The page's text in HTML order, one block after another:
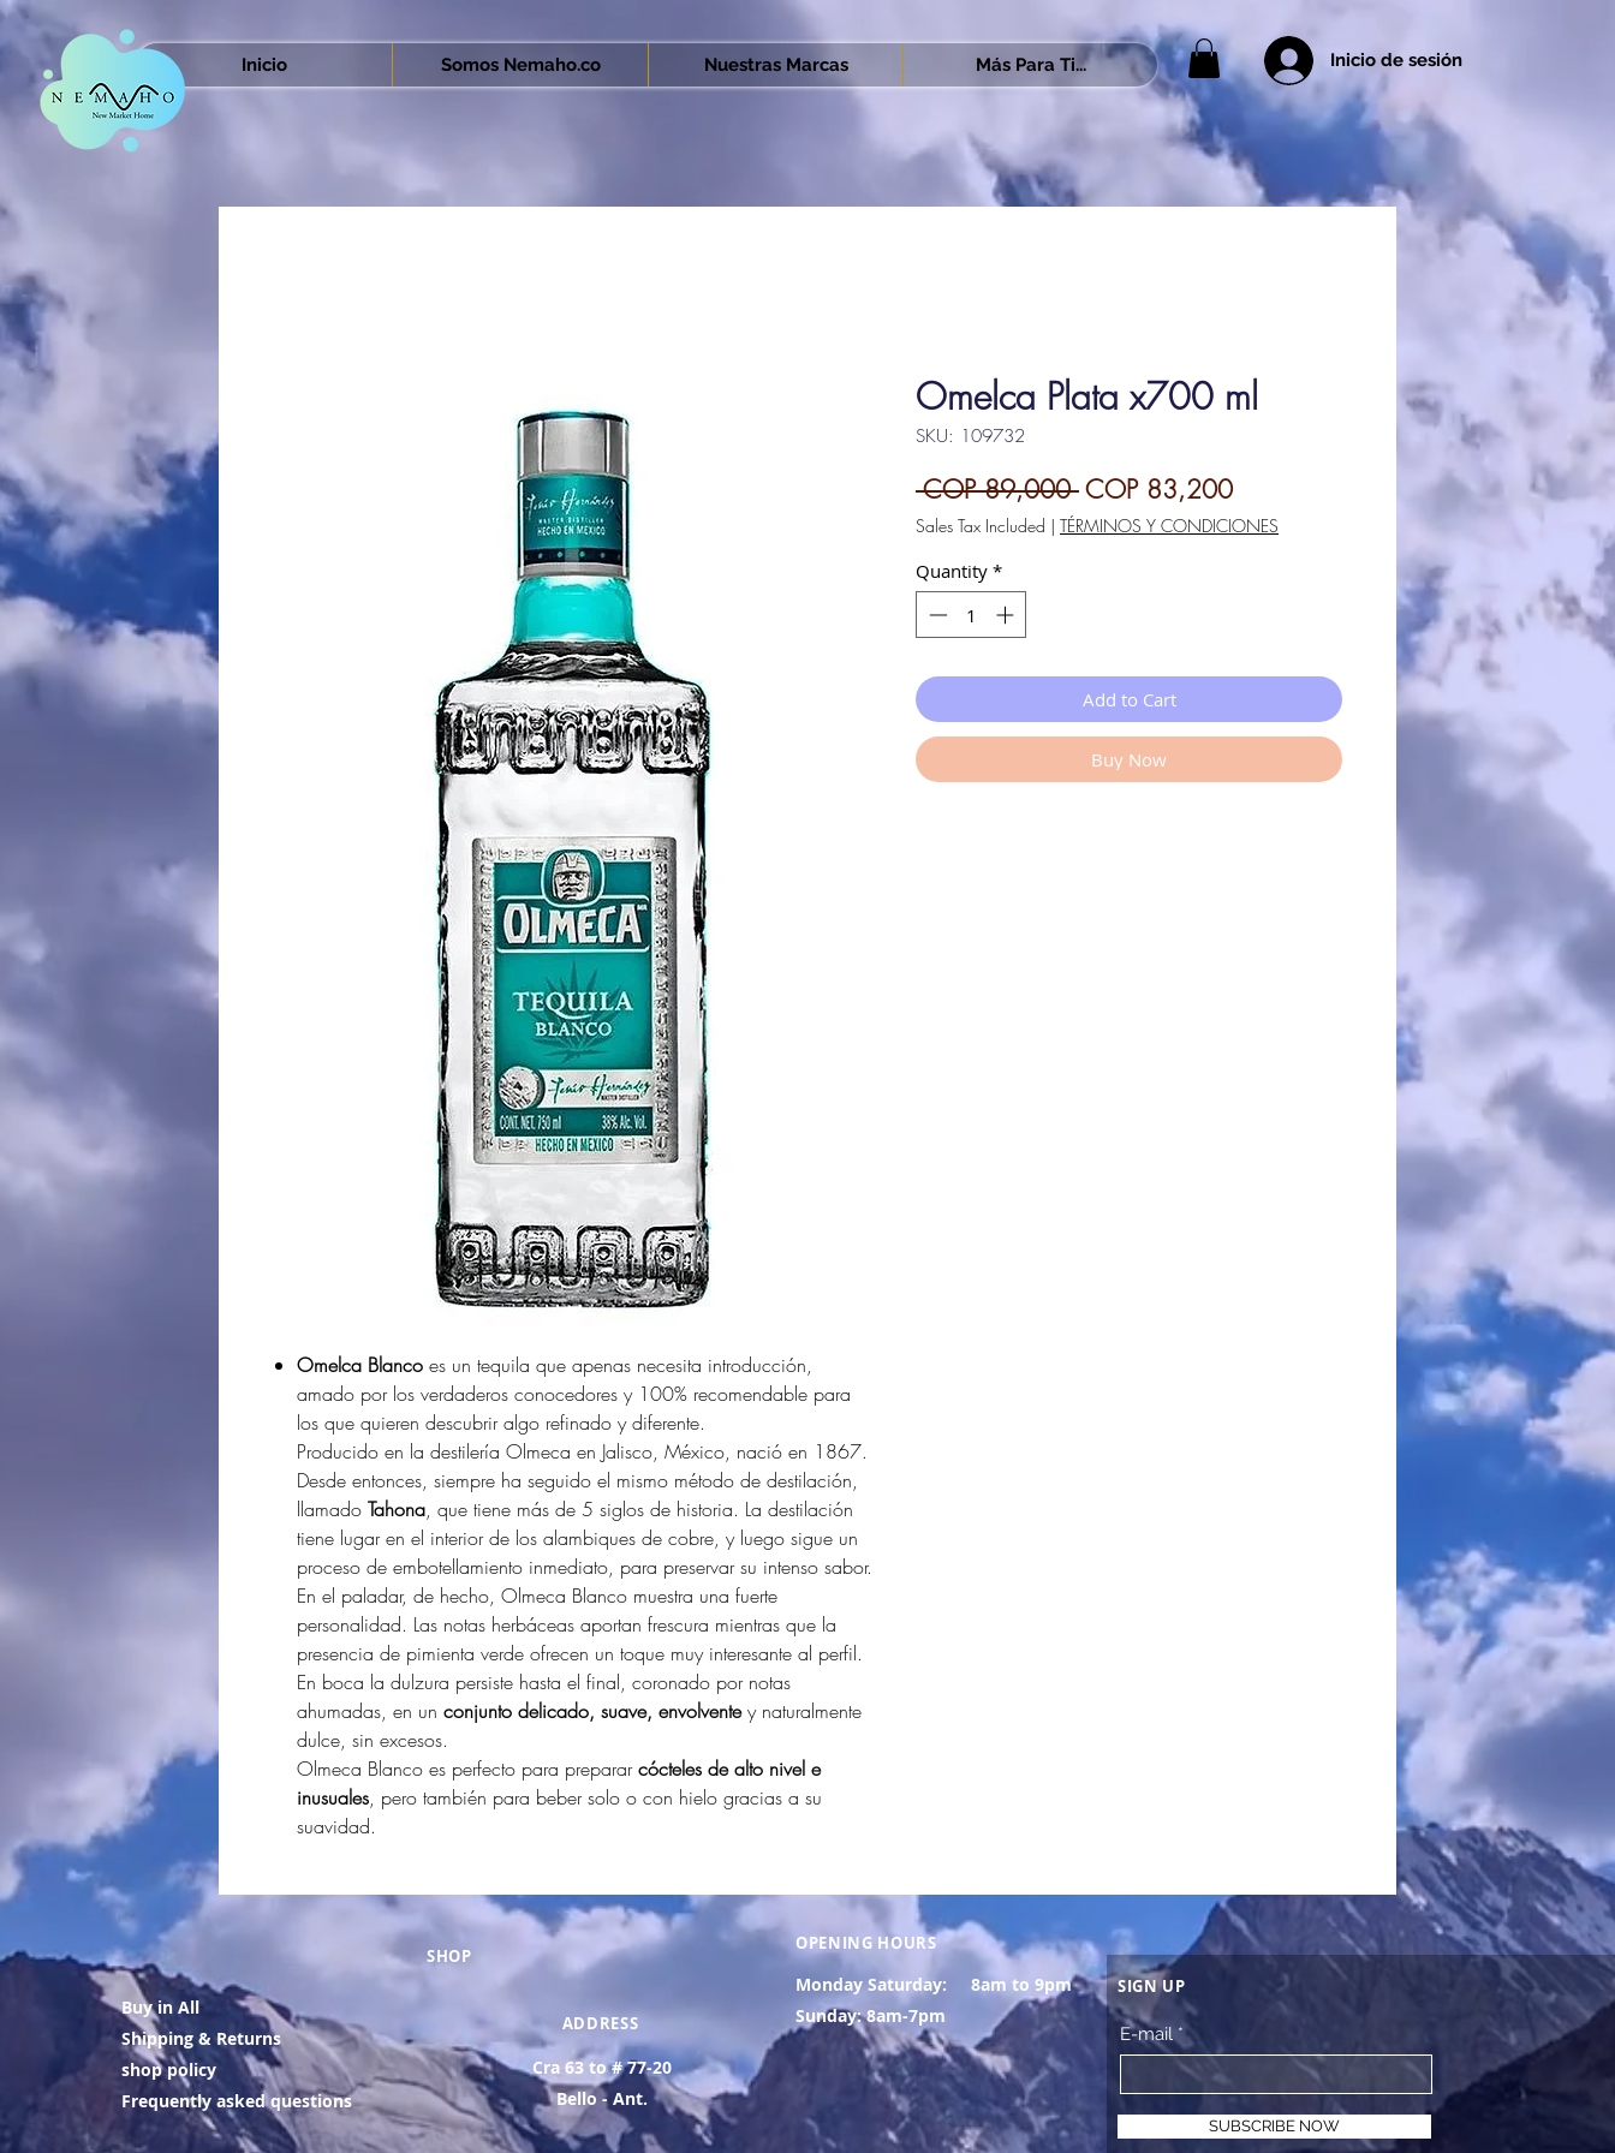
Inicio Somos Nemaho.co Nuestras Marcas Más Para Ti... Inicio de sesión
Omelca Blanco es un tequila que apenas necesita introducción,
amado por los verdaderos conocedores y 100% recomendable para
los que quieren descubrir algo refinado y diferente.
Producido en la destilería Olmeca en Jalisco, México, nació en 1867.
Desde entonces, siempre ha seguido el mismo método de destilación,
llamado Tahona, que tiene más de 5 siglos de historia. La destilación
tiene lugar en el interior de los alambiques de cobre, y luego sigue un
proceso de embotellamiento inmediato, para preservar su intenso sabor.
En el paladar, de hecho, Olmeca Blanco muestra una fuerte
personalidad. Las notas herbáceas aportan frescura mientras que la
presencia de pimienta verde ofrecen un toque muy interesante al perfil.
En boca la dulzura persiste hasta el final, coronado por notas
ahumadas, en un conjunto delicado, suave, envolventey naturalmente
dulce, sin excesos.
Olmeca Blanco es perfecto para prepararcócteles de alto nivel e
inusuales, pero también para beber solo o con hielo gracias a su
suavidad.
Omelca Plata x700 ml
SKU: 109732
COP 89,000 Regular
Price
COP 83,200Sale
Price
Sales Tax Included | TÉRMINOS Y CONDICIONES
Quantity *
Add to Cart
Buy Now
SHOP
Buy in All
Shipping & Returns
shop policy
Frequently asked questions
ADDRESS
Cra 63 to # 77-20
Bello - Ant.
OPENING HOURS
Monday Saturday:
8am to 9pm
Sunday: 8am-7pm
SIGN UP
E-mail
SUBSCRIBE NOW